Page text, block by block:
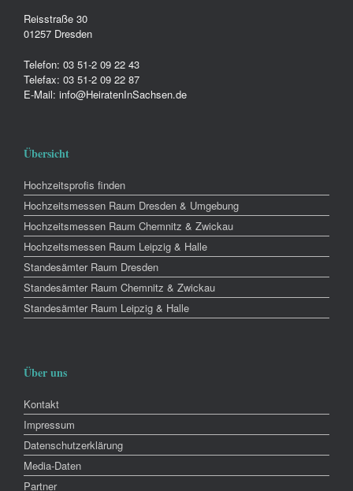
Reisstraße 30
01257 Dresden
Telefon: 03 51-2 09 22 43
Telefax: 03 51-2 09 22 87
E-Mail: info@HeiratenInSachsen.de
Übersicht
Hochzeitsprofis finden
Hochzeitsmessen Raum Dresden & Umgebung
Hochzeitsmessen Raum Chemnitz & Zwickau
Hochzeitsmessen Raum Leipzig & Halle
Standesämter Raum Dresden
Standesämter Raum Chemnitz & Zwickau
Standesämter Raum Leipzig & Halle
Über uns
Kontakt
Impressum
Datenschutzerklärung
Media-Daten
Partner